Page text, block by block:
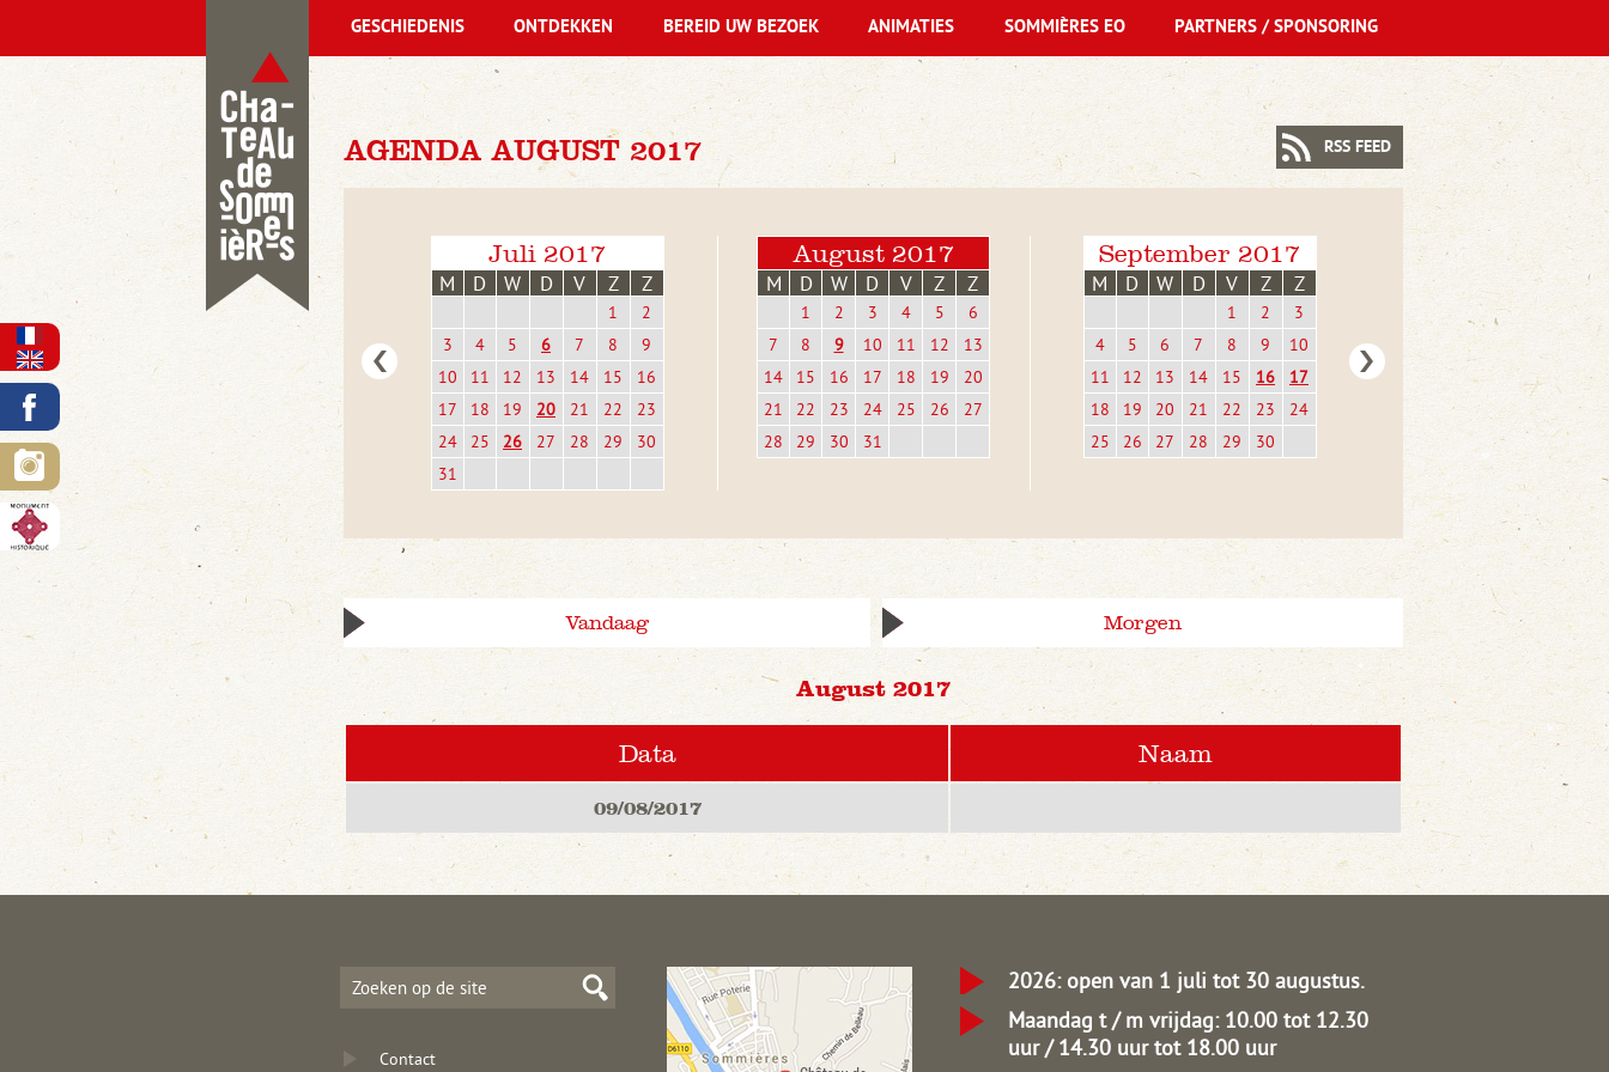
AGENDA AUGUST 2017
Juli 2017
M D W D V Z Z
1
2
3
4 5 6 7 8
9
10
11 12 13 14 15
16
17
18 19 20 21 22
23
24
25 26 27 28 29
30
31
August 2017
M D W D V Z Z
1 2 3 4 5
6
7
8 9 10 11 12
13
14
15 16 17 18 19
20
21
22 23 24 25 26
27
28
29 30 31
September 2017
M D W D V Z Z
1 2
3
4
5 6 7 8 9
10
11
12 13 14 15 16
17
18
19 20 21 22 23
24
25
26 27 28 29 30
Vandaag Morgen
August 2017
RSS FEED
Data Naam
09/08/2017
GESCHIEDENIS ONTDEKKEN BEREID UW BEZOEK ANIMATIES SOMMIÈRES EO PARTNERS / SPONSORING
Contact
2026: open van 1 juli tot 30 augustus.
Maandag t / m vrijdag: 10.00 tot 12.30
uur / 14.30 uur tot 18.00 uur